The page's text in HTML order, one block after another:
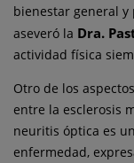
bienestar general
aseveró la Dra.
actividad física
Otro de los
entre la esclerosis
neuritis óptica es
enfermedad,